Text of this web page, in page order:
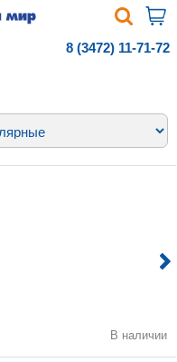
8 (3472) 11-71-72
В наличии